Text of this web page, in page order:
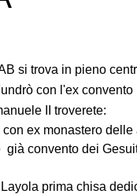
si trova in pieno
con l'ex
II troverete:
ex monastero
convento dei
prima chisa